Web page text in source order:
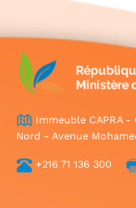
Immeuble CAPRA -
Nord - Avenue
+216 71 136 300